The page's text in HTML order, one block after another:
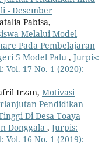
- Desember
Pabisa,
Melalui Model
Pada Pembelajaran
5 Model Palu , Jurpis:
Vol. 17 No. 1 (2020):
Irzan, Motivasi
Pendidikan
Di Desa Toaya
Donggala , Jurpis:
Vol. 16 No. 1 (2019):